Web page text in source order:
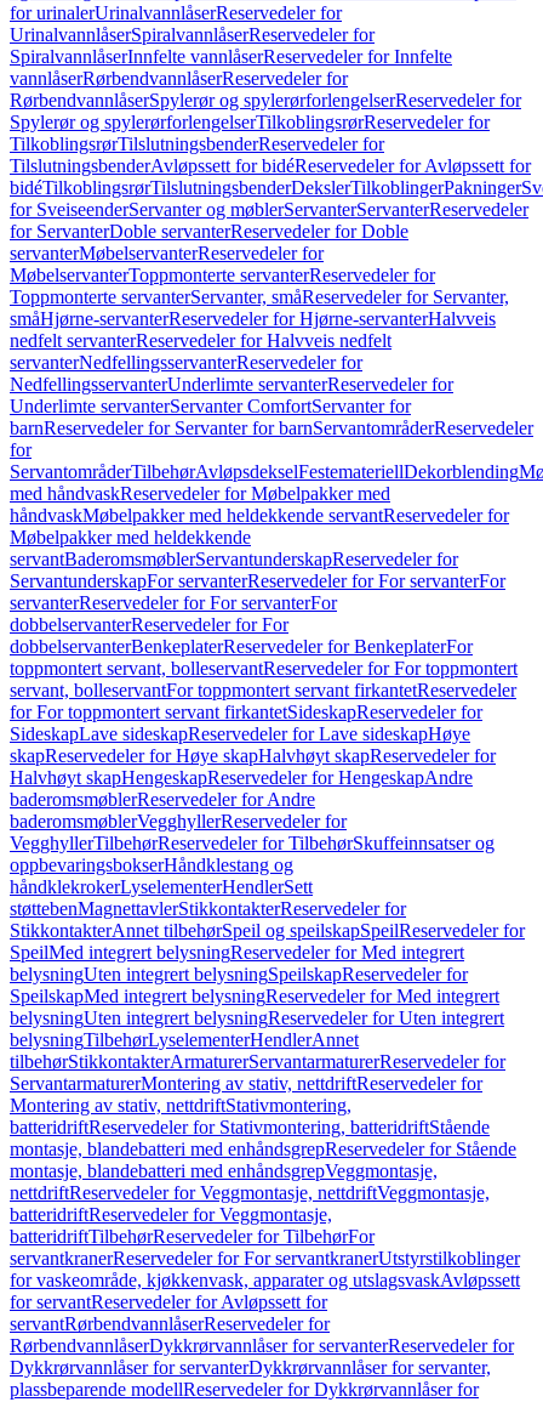
for urinalerUrinalvannlåserReservedeler for
UrinalvannlåserSpiralvannlåserReservedeler for
SpiralvannlåserInnfelte vannlåserReservedeler for Innfelte
vannlåserRørbendvannlåserReservedeler for
RørbendvannlåserSpylerør og spylerørforlengelserReservedeler for
Spylerør og spylerørforlengelserTilkoblingsrørReservedeler for
TilkoblingsrørTilslutningsbenderReservedeler for
TilslutningsbenderAvløpssett for bidéReservedeler for Avløpssett for
bidéTilkoblingsrørTilslutningsbenderDekslerTilkoblingerPakninger
for SveiseenderServanter og møblerServanterServanterReservedeler
for ServanterDoble servanterReservedeler for Doble
servanterMøbelservanterReservedeler for
MøbelservanterToppmonterte servanterReservedeler for
Toppmonterte servanterServanter, småReservedeler for Servanter,
småHjørne-servanterReservedeler for Hjørne-servanterHalvveis
nedfelt servanterReservedeler for Halvveis nedfelt
servanterNedfellingsservanterReservedeler for
NedfellingsservanterUnderlimte servanterReservedeler for
Underlimte servanterServanter ComfortServanter for
barnReservedeler for Servanter for barnServantområderReservedeler
for
ServantområderTilbehørAvløpsdekselFestemateriellDekorblending
med håndvaskReservedeler for Møbelpakker med
håndvaskMøbelpakker med heldekkende servantReservedeler for
Møbelpakker med heldekkende
servantBaderomsmøblerServantunderskapReservedeler for
ServantunderskapFor servanterReservedeler for For servanterFor
servanterReservedeler for For servanterFor
dobbelservanterReservedeler for For
dobbelservanterBenkeplaterReservedeler for BenkeplaterFor
toppmontert servant, bolleservantReservedeler for For toppmontert
servant, bolleservantFor toppmontert servant firkantetReservedeler
for For toppmontert servant firkantetSideskapReservedeler for
SideskapLave sideskapReservedeler for Lave sideskapHøye
skapReservedeler for Høye skapHalvhøyt skapReservedeler for
Halvhøyt skapHengeskapReservedeler for HengeskapAndre
baderomsmøblerReservedeler for Andre
baderomsmøblerVegghyllerReservedeler for
VegghyllerTilbehørReservedeler for TilbehørSkuffeinnsatser og
oppbevaringsbokserHåndklestang og
håndklekrokerLyselementerHendlerSett
støttebenMagnettavlerStikkontakterReservedeler for
StikkontakterAnnet tilbehørSpeil og speilskapSpeilReservedeler for
SpeilMed integrert belysningReservedeler for Med integrert
belysningUten integrert belysningSpeilskapReservedeler for
SpeilskapMed integrert belysningReservedeler for Med integrert
belysningUten integrert belysningReservedeler for Uten integrert
belysningTilbehørLyselementerHendlerAnnet
tilbehørStikkontakterArmaturerServantarmaturerReservedeler for
ServantarmaturerMontering av stativ, nettdriftReservedeler for
Montering av stativ, nettdriftStativmontering,
batteridriftReservedeler for Stativmontering, batteridriftStående
montasje, blandebatteri med enhåndsgrepReservedeler for Stående
montasje, blandebatteri med enhåndsgrepVeggmontasje,
nettdriftReservedeler for Veggmontasje, nettdriftVeggmontasje,
batteridriftReservedeler for Veggmontasje,
batteridriftTilbehørReservedeler for TilbehørFor
servantkranerReservedeler for For servantkranerUtstyrstilkoblinger
for vaskeområde, kjøkkenvask, apparater og utslagsvaskAvløpssett
for servantReservedeler for Avløpssett for
servantRørbendvannlåserReservedeler for
RørbendvannlåserDykkrørvannlåser for servanterReservedeler for
Dykkrørvannlåser for servanterDykkrørvannlåser for servanter,
plassbeparende modellReservedeler for Dykkrørvannlåser for